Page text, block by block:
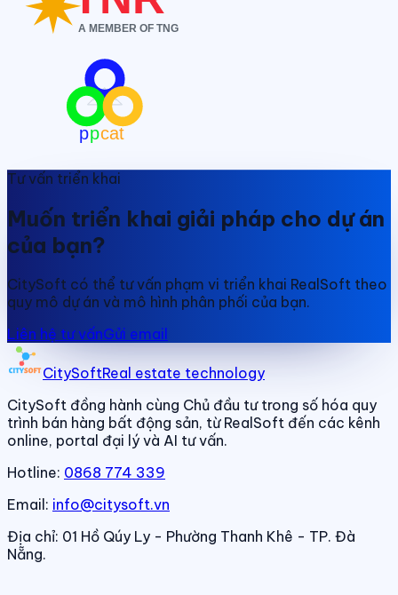
Tư vấn triển khai
Muốn triển khai giải pháp cho dự án
của bạn?
CitySoft có thể tư vấn phạm vi triển khai RealSoft theo
quy mô dự án và mô hình phân phối của bạn.
Liên hệ tư vấnGửi email
CitySoftReal estate technology
CitySoft đồng hành cùng Chủ đầu tư trong số hóa quy
trình bán hàng bất động sản, từ RealSoft đến các kênh
online, portal đại lý và AI tư vấn.
Hotline: 0868 774 339
Email: info@citysoft.vn
Địa chỉ: 01 Hồ Qúy Ly - Phường Thanh Khê - TP. Đà
Nẵng.